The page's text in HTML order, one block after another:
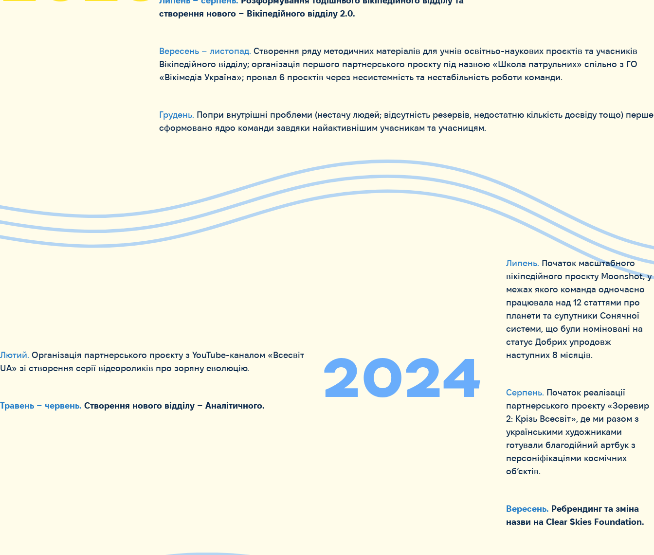
створення нового – Вікіпедійного відділу 2.0.
Вересень – листопад. Створення ряду методичних матеріалів для учнів освітньо-наукових проєктів та учасників
Вікіпедійного відділу; організація першого партнерського проєкту під назвою «Школа патрульних» спільно з ГО
«Вікімедіа Україна»; провал 6 проєктів через несистемність та нестабільність роботи команди.
Грудень. Попри внутрішні проблеми (нестачу людей; відсутність резервів, недостатню кількість досвіду тощо) перше
сформовано ядро команди завдяки найактивнішим учасникам та учасницям.
Лютий. Організація партнерського проєкту з YouTube-каналом «Всесвіт
UA» зі створення серії відеороликів про зоряну еволюцію.
Травень – червень. Створення нового відділу – Аналітичного. 2024
Липень. Початок масштабного
вікіпедійного проєкту Moonshot, у
межах якого команда одночасно
працювала над 12 статтями про
планети та супутники Сонячної
системи, що були номіновані на
статус Добрих упродовж
наступних 8 місяців.
Серпень. Початок реалізації
партнерського проєкту «Зоревир
2: Крізь Всесвіт», де ми разом з
українськими художниками
готували благодійний артбук з
персоніфікаціями космічних
об’єктів.
Вересень. Ребрендинг та зміна
назви на Clear Skies Foundation.